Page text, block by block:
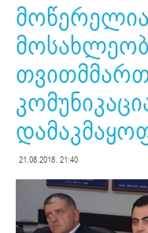
21.08.2018. 21:40